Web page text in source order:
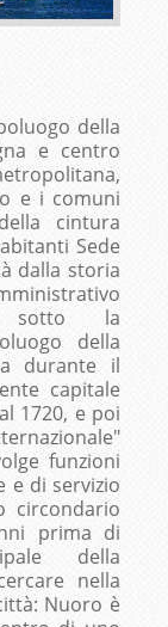
della
e centro
e i comuni
cintura
Sede
dalla storia
sotto la
della
durante il
capitale
1720, e poi
funzioni
e di servizio
circondario
prima di
della
nella
Nuoro è